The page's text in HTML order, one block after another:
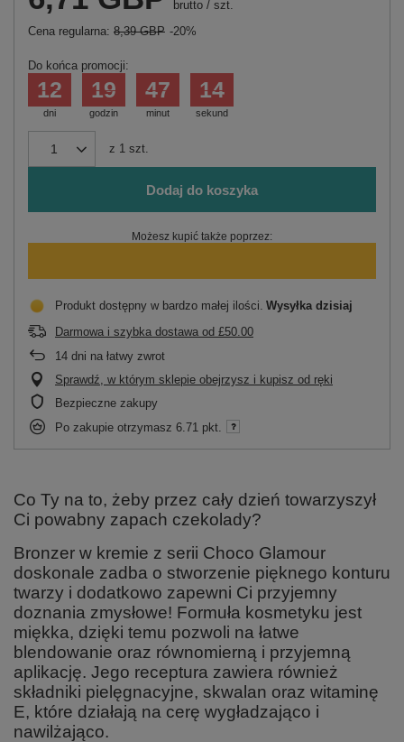
brutto / szt.
Cena regularna: 8,39 GBP -20%
Do końca promocji:
dni
12
godzin
19
minut
47
sekund
14
z 1 szt.
Dodaj do koszyka
Możesz kupić także poprzez:
Produkt dostępny w bardzo małej ilości Wysyłka dzisiaj
Darmowa i szybka dostawa od £50.00
14 dni na łatwy zwrot
Sprawdź, w którym sklepie obejrzysz i kupisz od ręki
Bezpieczne zakupy
Po zakupie otrzymasz 6.71 pkt.
Co Ty na to, żeby przez cały dzień towarzyszył
Ci powabny zapach czekolady?
Bronzer w kremie z serii Choco Glamour
doskonale zadba o stworzenie pięknego konturu
twarzy i dodatkowo zapewni Ci przyjemny
doznania zmysłowe! Formuła kosmetyku jest
miękka, dzięki temu pozwoli na łatwe
blendowanie oraz równomierną i przyjemną
aplikację. Jego receptura zawiera również
składniki pielęgnacyjne, skwalan oraz witaminę
E, które działają na cerę wygładzająco i
nawilżająco.